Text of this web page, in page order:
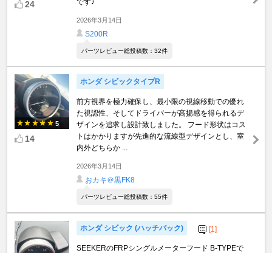
24
です♪
2026年3月14日
S200R
パーツレビュー総投稿数：32件
5
14
ホンダ シビックタイプR
前方視界を極力確保し、最小限の視線移動での優れ
た視認性、そしてドライバーが高揚感を得られるデ
ザインを追求し設計致しました。 フード形状はコス
トはかかりますが先進的な流線型デザインとし、室
内外どちらか ...
2026年3月14日
おカキ＠黒FK8
パーツレビュー総投稿数：55件
ホンダ シビック (ハッチバック) [1]
SEEKERのFRPシングルメーターフード B-TYPEで